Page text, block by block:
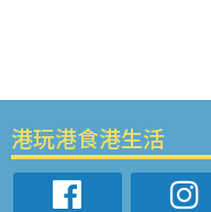
港玩港食港生活